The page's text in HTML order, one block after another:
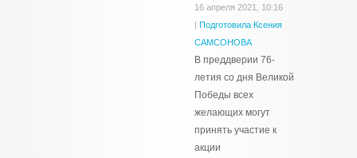
16 апреля 2021, 10:16
| Подготовила Ксения
САМСОНОВА
В преддверии 76-
летия со дня Великой
Победы всех
желающих могут
принять участие к
акции